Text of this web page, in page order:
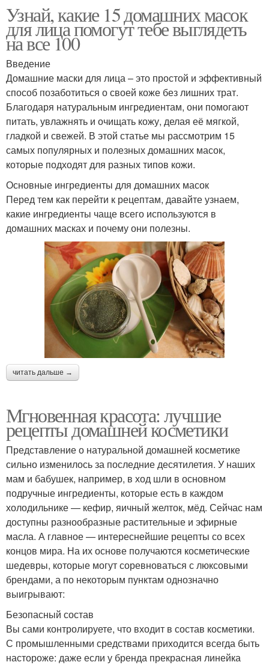
Узнай, какие 15 домашних масок
для лица помогут тебе выглядеть
на все 100
Введение
Домашние маски для лица – это простой и эффективный
способ позаботиться о своей коже без лишних трат.
Благодаря натуральным ингредиентам, они помогают
питать, увлажнять и очищать кожу, делая её мягкой,
гладкой и свежей. В этой статье мы рассмотрим 15
самых популярных и полезных домашних масок,
которые подходят для разных типов кожи.
Основные ингредиенты для домашних масок
Перед тем как перейти к рецептам, давайте узнаем,
какие ингредиенты чаще всего используются в
домашних масках и почему они полезны.
читать дальше →
Мгновенная красота: лучшие
рецепты домашней косметики
Представление о натуральной домашней косметике
сильно изменилось за последние десятилетия. У наших
мам и бабушек, например, в ход шли в основном
подручные ингредиенты, которые есть в каждом
холодильнике — кефир, яичный желток, мёд. Сейчас нам
доступны разнообразные растительные и эфирные
масла. А главное — интереснейшие рецепты со всех
концов мира. На их основе получаются косметические
шедевры, которые могут соревноваться с люксовыми
брендами, а по некоторым пунктам однозначно
выигрывают:
Безопасный состав
Вы сами контролируете, что входит в состав косметики.
С промышленными средствами приходится всегда быть
настороже: даже если у бренда прекрасная линейка